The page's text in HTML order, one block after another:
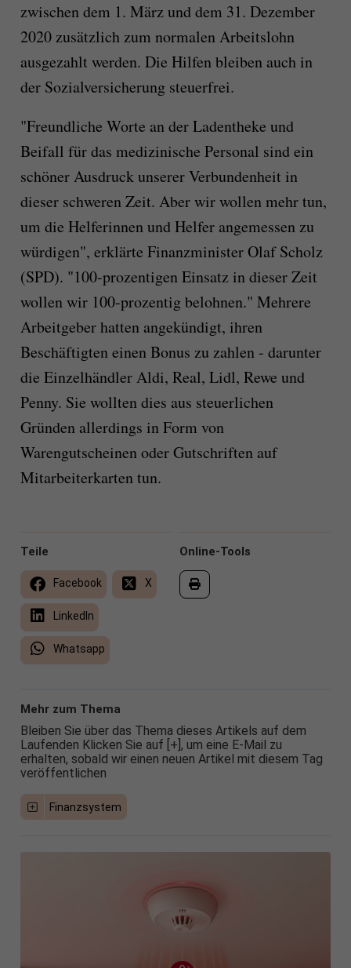
zwischen dem 1. März und dem 31. Dezember
2020 zusätzlich zum normalen Arbeitslohn
ausgezahlt werden. Die Hilfen bleiben auch in
der Sozialversicherung steuerfrei.
"Freundliche Worte an der Ladentheke und
Beifall für das medizinische Personal sind ein
schöner Ausdruck unserer Verbundenheit in
dieser schweren Zeit. Aber wir wollen mehr tun,
um die Helferinnen und Helfer angemessen zu
würdigen", erklärte Finanzminister Olaf Scholz
(SPD). "100-prozentigen Einsatz in dieser Zeit
wollen wir 100-prozentig belohnen." Mehrere
Arbeitgeber hatten angekündigt, ihren
Beschäftigten einen Bonus zu zahlen - darunter
die Einzelhändler Aldi, Real, Lidl, Rewe und
Penny. Sie wollten dies aus steuerlichen
Gründen allerdings in Form von
Warengutscheinen oder Gutschriften auf
Mitarbeiterkarten tun.
Online-Tools
Teile
Facebook X
LinkedIn
Whatsapp
Mehr zum Thema
Bleiben Sie über das Thema dieses Artikels auf dem
Laufenden Klicken Sie auf [+], um eine E-Mail zu
erhalten, sobald wir einen neuen Artikel mit diesem Tag
veröffentlichen
Finanzsystem